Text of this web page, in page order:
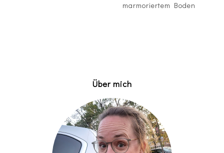
marmoriertem Boden
Über mich